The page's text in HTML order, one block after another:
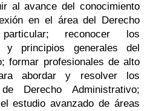
al avance del conocimiento
en el área del Derecho
reconocer los
y principios generales del
formar profesionales de alto
abordar y resolver los
Derecho Administrativo;
estudio avanzado de áreas